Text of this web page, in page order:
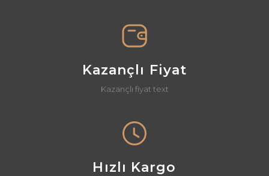
Gönder
Kazançlı Fiyat
Kazançlı fiyat text
Hızlı Kargo